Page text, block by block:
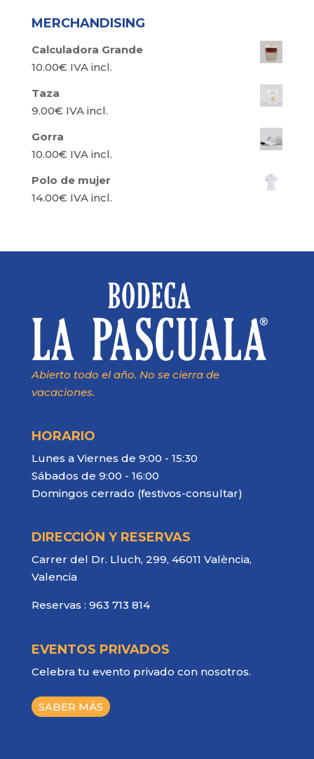
MERCHANDISING
Calculadora Grande
10.00€ IVA incl.
Taza
9.00€ IVA incl.
Gorra
10.00€ IVA incl.
Polo de mujer
14.00€ IVA incl.
Abierto todo el año. No se cierra de
vacaciones.
HORARIO
Lunes a Viernes de 9:00 - 15:30
Sábados de 9:00 - 16:00
Domingos cerrado (festivos-consultar)
DIRECCIÓN Y RESERVAS
Carrer del Dr. Lluch, 299, 46011 València,
Valencia
Reservas : 963 713 814
EVENTOS PRIVADOS
Celebra tu evento privado con nosotros.
SABER MÁS